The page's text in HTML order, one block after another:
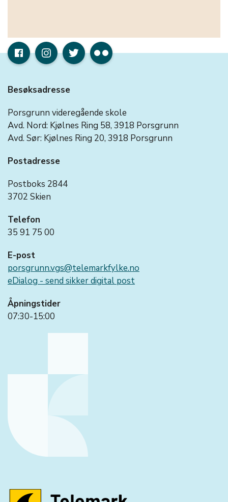
Besøksadresse
Porsgrunn videregående skole
Avd. Nord: Kjølnes Ring 58, 3918 Porsgrunn
Avd. Sør: Kjølnes Ring 20, 3918 Porsgrunn
Postadresse
Postboks 2844
3702 Skien
Telefon
35 91 75 00
E-post
porsgrunn.vgs@telemarkfylke.no
eDialog - send sikker digital post
Åpningstider
07:30-15:00